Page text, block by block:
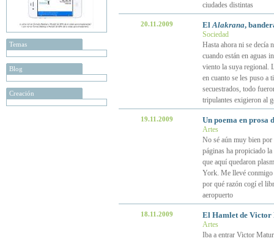
Temas
Blog
Creación
ciudades distintas
20.11.2009 ElAlakrana,
Sociedad
Hasta ahora ni se decía
cuando están en aguas
viento la suya regional.
en cuanto se les puso a
secuestrados, todo
tripulantes exigieron al
19.11.2009 Un poema en prosa
Artes
No sé aún muy bien por
páginas ha propiciado
que aquí quedaron
York. Me llevé conmigo
por qué razón cogí el
aeropuerto
18.11.2009 El Hamlet de Victor
Artes
Iba a entrar Victor